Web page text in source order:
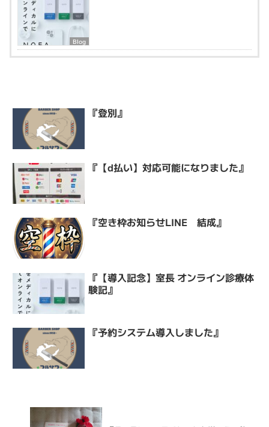
Blog
『登別』
『【d払い】対応可能になりました』
『空き枠お知らせLINE 結成』
『【導入記念】室長 オンライン診療体
験記』
『予約システム導入しました』